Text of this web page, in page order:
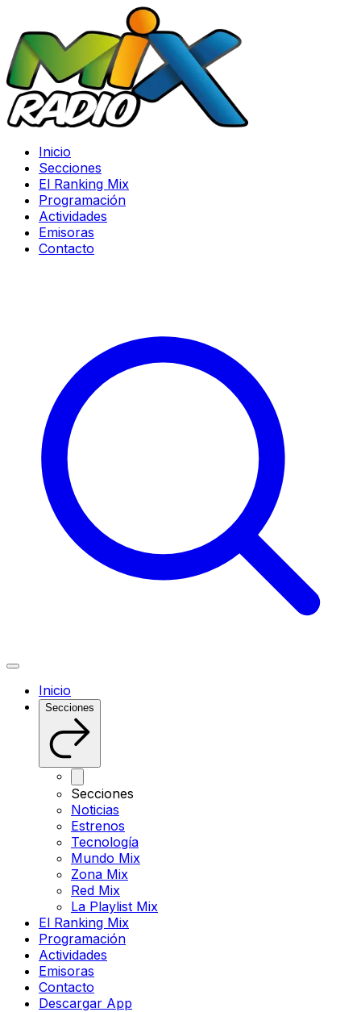
Inicio
Secciones
El Ranking Mix
Programación
Actividades
Emisoras
Contacto
Inicio
Secciones
Secciones
Noticias
Estrenos
Tecnología
Mundo Mix
Zona Mix
Red Mix
La Playlist Mix
El Ranking Mix
Programación
Actividades
Emisoras
Contacto
Descargar App